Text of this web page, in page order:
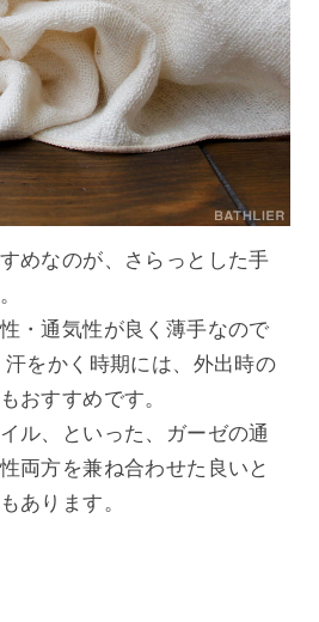
めなのが、さらっとした手
・通気性が良く薄手なので
をかく時期には、外出時の
おすすめです。
ル、といった、ガーゼの通
両方を兼ね合わせた良いと
あります。